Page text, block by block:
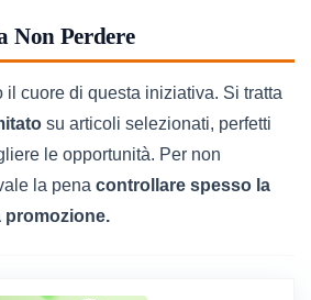
Non Perdere
il cuore di questa iniziativa. Si tratta
su articoli selezionati, perfetti
le opportunità. Per non
la pena controllare spesso la
promozione.